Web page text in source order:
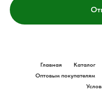
Главная Каталог
Оптовым покупателям